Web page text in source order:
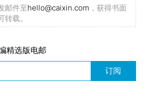
邮件至hello@caixin.com ，获得书面
载。
精选版电邮
订阅